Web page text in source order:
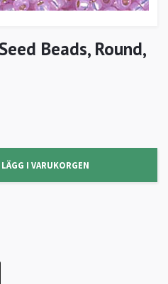
Beads, Round,
LÄGG I VARUKORGEN